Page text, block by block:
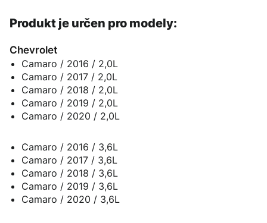
Produkt je určen pro modely:
Chevrolet
Camaro / 2016 / 2,0L
Camaro / 2017 / 2,0L
Camaro / 2018 / 2,0L
Camaro / 2019 / 2,0L
Camaro / 2020 / 2,0L
Camaro / 2016 / 3,6L
Camaro / 2017 / 3,6L
Camaro / 2018 / 3,6L
Camaro / 2019 / 3,6L
Camaro / 2020 / 3,6L